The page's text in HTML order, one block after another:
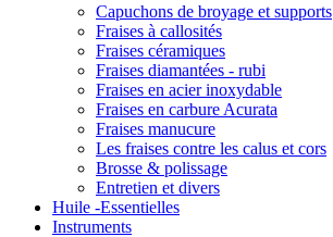
Capuchons de broyage et supports
Fraises à callosités
Fraises céramiques
Fraises diamantées - rubi
Fraises en acier inoxydable
Fraises en carbure Acurata
Fraises manucure
Les fraises contre les calus et cors
Brosse & polissage
Entretien et divers
Huile -Essentielles
Instruments